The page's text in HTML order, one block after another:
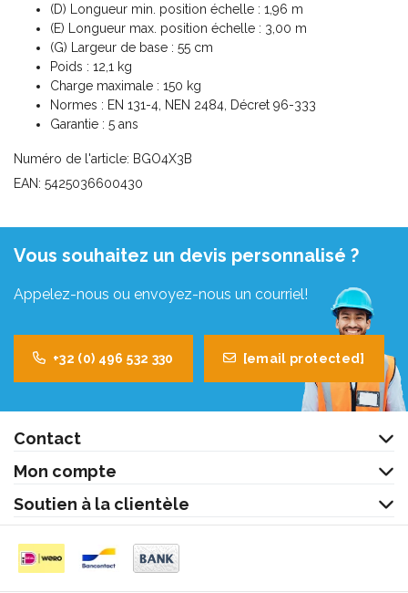
(D) Longueur min. position échelle : 1,96 m
(E) Longueur max. position échelle : 3,00 m
(G) Largeur de base : 55 cm
Poids : 12,1 kg
Charge maximale : 150 kg
Normes : EN 131-4, NEN 2484, Décret 96-333
Garantie : 5 ans
Numéro de l'article: BGO4X3B
EAN: 5425036600430
Vous souhaitez un devis personnalisé ?
Appelez-nous ou envoyez-nous un courriel!
+32 (0) 496 532 330 [email protected]
Contact
Mon compte
Soutien à la clientèle